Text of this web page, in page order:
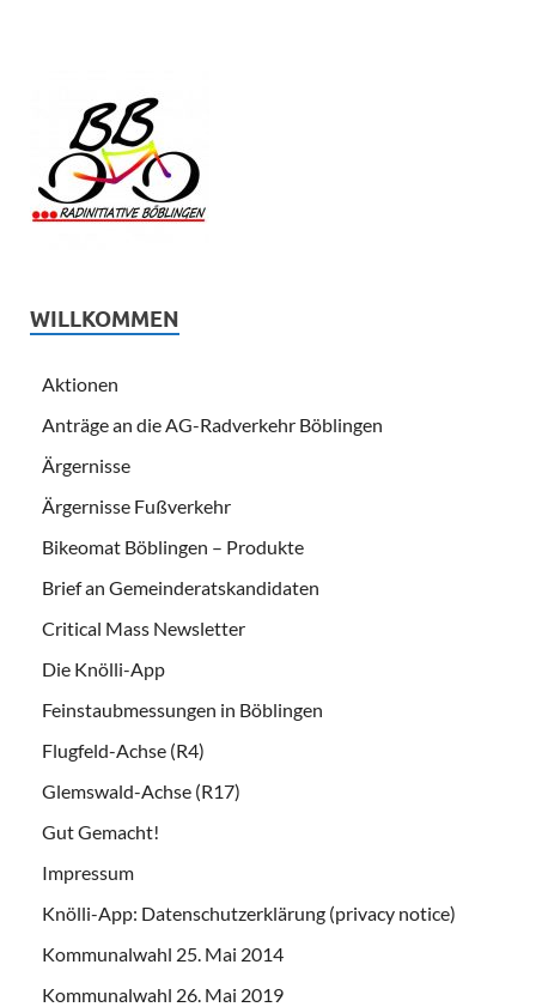
WILLKOMMEN
Aktionen
Anträge an die AG-Radverkehr Böblingen
Ärgernisse
Ärgernisse Fußverkehr
Bikeomat Böblingen – Produkte
Brief an Gemeinderatskandidaten
Critical Mass Newsletter
Die Knölli-App
Feinstaubmessungen in Böblingen
Flugfeld-Achse (R4)
Glemswald-Achse (R17)
Gut Gemacht!
Impressum
Knölli-App: Datenschutzerklärung (privacy notice)
Kommunalwahl 25. Mai 2014
Kommunalwahl 26. Mai 2019